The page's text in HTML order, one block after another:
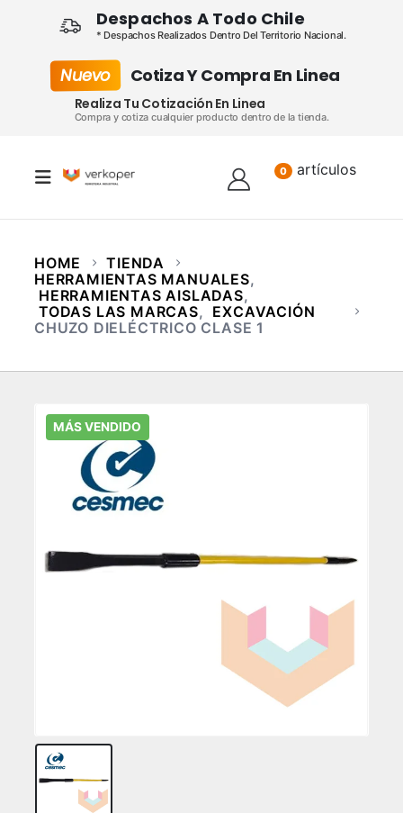
Despachos A Todo Chile
* Despachos Realizados Dentro Del Territorio Nacional.
Nuevo Cotiza Y Compra En Linea
Realiza Tu Cotización En Linea
Compra y cotiza cualquier producto dentro de la tienda.
0 artículos
HOME
TIENDA
HERRAMIENTAS MANUALES,
HERRAMIENTAS AISLADAS,
TODAS LAS MARCAS, EXCAVACIÓN
CHUZO DIELÉCTRICO CLASE 1
MÁS VENDIDO